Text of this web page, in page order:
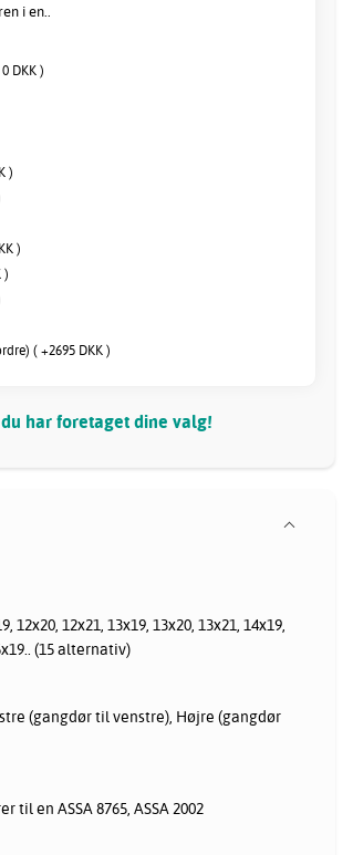
i en..
DKK )
)
)
)
( +2695 DKK )
har foretaget dine valg!
12x20, 12x21, 13x19, 13x20, 13x21, 14x19,
(15 alternativ)
(gangdør til venstre), Højre (gangdør
til en ASSA 8765, ASSA 2002